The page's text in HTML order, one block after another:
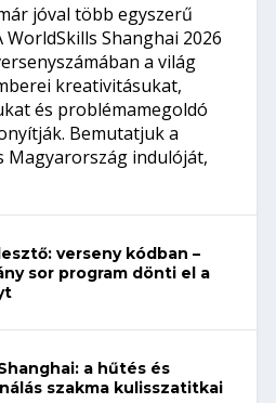
jóval több egyszerű
Shanghai 2026
a világ
kreativitásukat,
és problémamegoldó
Bemutatjuk a
Magyarország indulóját,
verseny kódban –
sor program dönti el a
a hűtés és
szakma kulisszatitkai